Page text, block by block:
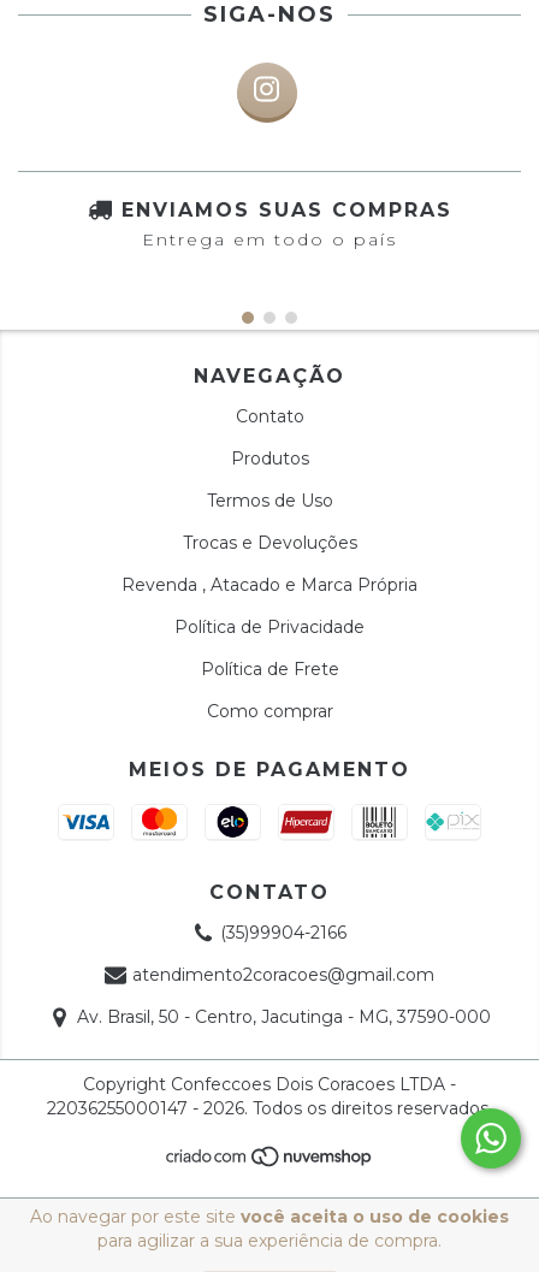
Ao navegar por este site você aceita o uso de cookies
para agilizar a sua experiência de compra.
SIGA-NOS
ENVIAMOS SUAS COMPRAS
Entrega em todo o país
NAVEGAÇÃO
Contato
Produtos
Termos de Uso
Trocas e Devoluções
Revenda , Atacado e Marca Própria
Política de Privacidade
Política de Frete
Como comprar
MEIOS DE PAGAMENTO
CONTATO
(35)99904-2166
atendimento2coracoes@gmail.com
Av. Brasil, 50 - Centro, Jacutinga - MG, 37590-000
Copyright Confeccoes Dois Coracoes LTDA -
22036255000147 - 2026. Todos os direitos reservados.